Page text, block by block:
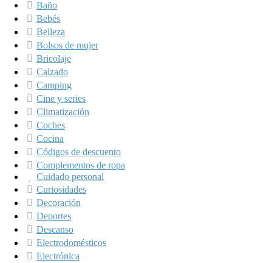
Baño
Bebés
Belleza
Bolsos de mujer
Bricolaje
Calzado
Camping
Cine y series
Climatización
Coches
Cocina
Códigos de descuento
Complementos de ropa
Cuidado personal
Curiosidades
Decoración
Deportes
Descanso
Electrodomésticos
Electrónica